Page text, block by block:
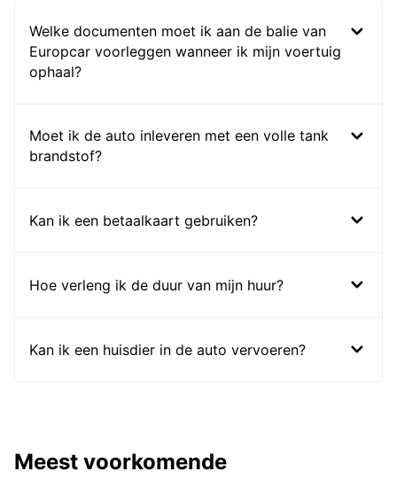
Welke documenten moet ik aan de balie van
Europcar voorleggen wanneer ik mijn voertuig
ophaal?
Moet ik de auto inleveren met een volle tank
brandstof?
Kan ik een betaalkaart gebruiken?
Hoe verleng ik de duur van mijn huur?
Kan ik een huisdier in de auto vervoeren?
Meest voorkomende